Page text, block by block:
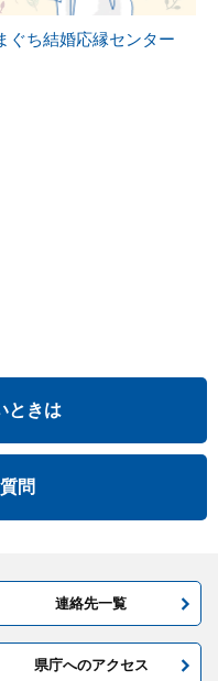
ぐち結婚応縁センター
ときは
問
連絡先一覧
県庁へのアクセス